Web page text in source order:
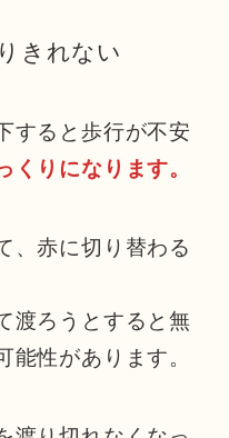
きれない
すると歩行が不安
くりになります。
、赤に切り替わる
渡ろうとすると無
能性があります。